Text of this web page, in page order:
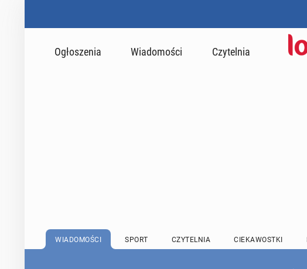
Ogłoszenia Wiadomości Czytelnia
WIADOMOŚCI SPORT CZYTELNIA CIEKAWOSTKI